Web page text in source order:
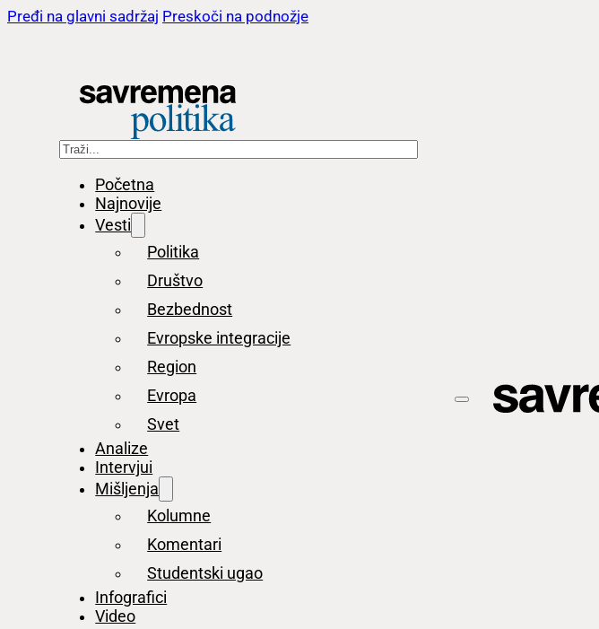
Pređi na glavni sadržaj Preskoči na podnožje
Pretraga
Početna
Najnovije
Vesti
Politika
Društvo
Bezbednost
Evropske integracije
Region
Evropa
Svet
Analize
Intervjui
Mišljenja
Kolumne
Komentari
Studentski ugao
Infografici
Video